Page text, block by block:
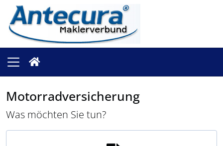
Motorradversicherung
Was möchten Sie tun?